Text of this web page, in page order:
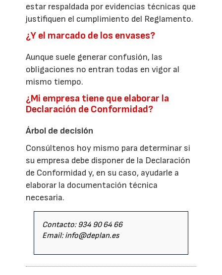
estar respaldada por evidencias técnicas que
justifiquen el cumplimiento del Reglamento.
¿Y el marcado de los envases?
Aunque suele generar confusión, las
obligaciones no entran todas en vigor al
mismo tiempo.
¿Mi empresa tiene que elaborar la
Declaración de Conformidad?
Árbol de decisión
Consúltenos hoy mismo para determinar si
su empresa debe disponer de la Declaración
de Conformidad y, en su caso, ayudarle a
elaborar la documentación técnica
necesaria.
Contacto: 934 90 64 66
Email: info@deplan.es